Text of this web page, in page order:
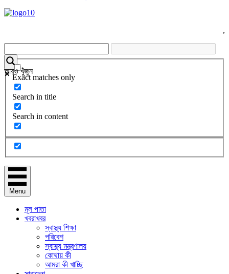
,
আরও খুঁজুন
Exact matches only
Search in title
Search in content
Menu
মূল পাতা
খবরাখবর
স্বাস্থ্য শিক্ষা
পরিবেশ
স্বাস্থ্য মন্ত্রণালয়
কোথায় কী
আমরা কী খাচ্ছি